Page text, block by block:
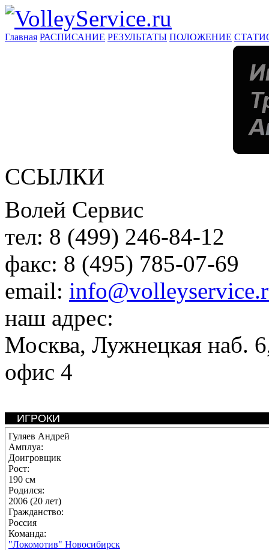
Главная РАСПИСАНИЕ РЕЗУЛЬТАТЫ ПОЛОЖЕНИЕ
ССЫЛКИ
Волей Сервис
тел: 8 (499) 246-84-12
факс: 8 (495) 785-07-69
email:
наш адрес:
Москва, Лужнецкая наб.
офис 4
ИГРОКИ
Гуляев Андрей
Амплуа:
Доигровщик
Рост:
190 см
Родился:
2006 (20 лет)
Гражданство:
Россия
Команда:
"Локомотив" Новосибирск